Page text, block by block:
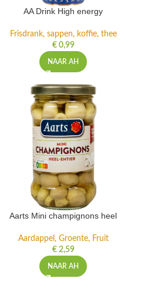
AA Drink High energy
Frisdrank, sappen, koffie, thee
€0,99
NAAR AH
Aarts Mini champignons heel
Aardappel, Groente, Fruit
€2,59
NAAR AH